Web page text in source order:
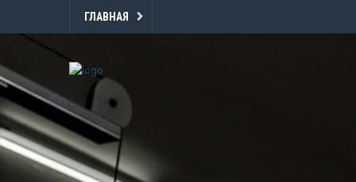
ГЛАВНАЯ